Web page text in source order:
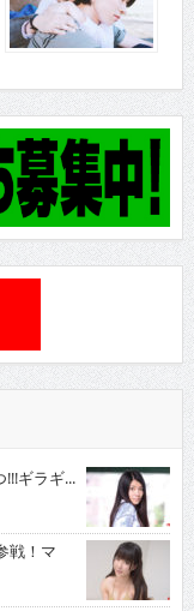
ギラギ...
戦！マ